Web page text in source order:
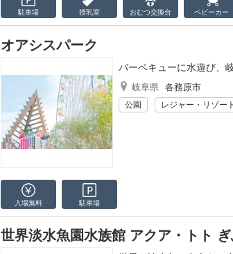
駐車場 授乳室 おむつ交換台 ベビーカー
オアシスパーク
バーベキューに水遊び、
岐阜県 各務原市
公園 レジャー・リゾー
入場無料 駐車場
世界淡水魚園水族館 アクア・トト